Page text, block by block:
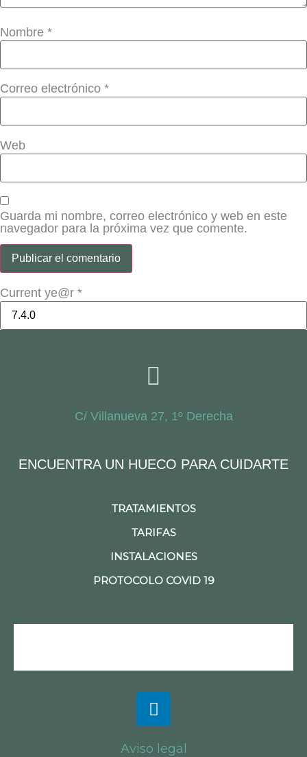
Nombre *
Correo electrónico *
Web
Guarda mi nombre, correo electrónico y web en este
navegador para la próxima vez que comente.
Current ye@r *
C/ Villanueva 27, 1º Derecha
ENCUENTRA UN HUECO PARA CUIDARTE
TRATAMIENTOS
TARIFAS
INSTALACIONES
PROTOCOLO COVID 19
Aviso legal